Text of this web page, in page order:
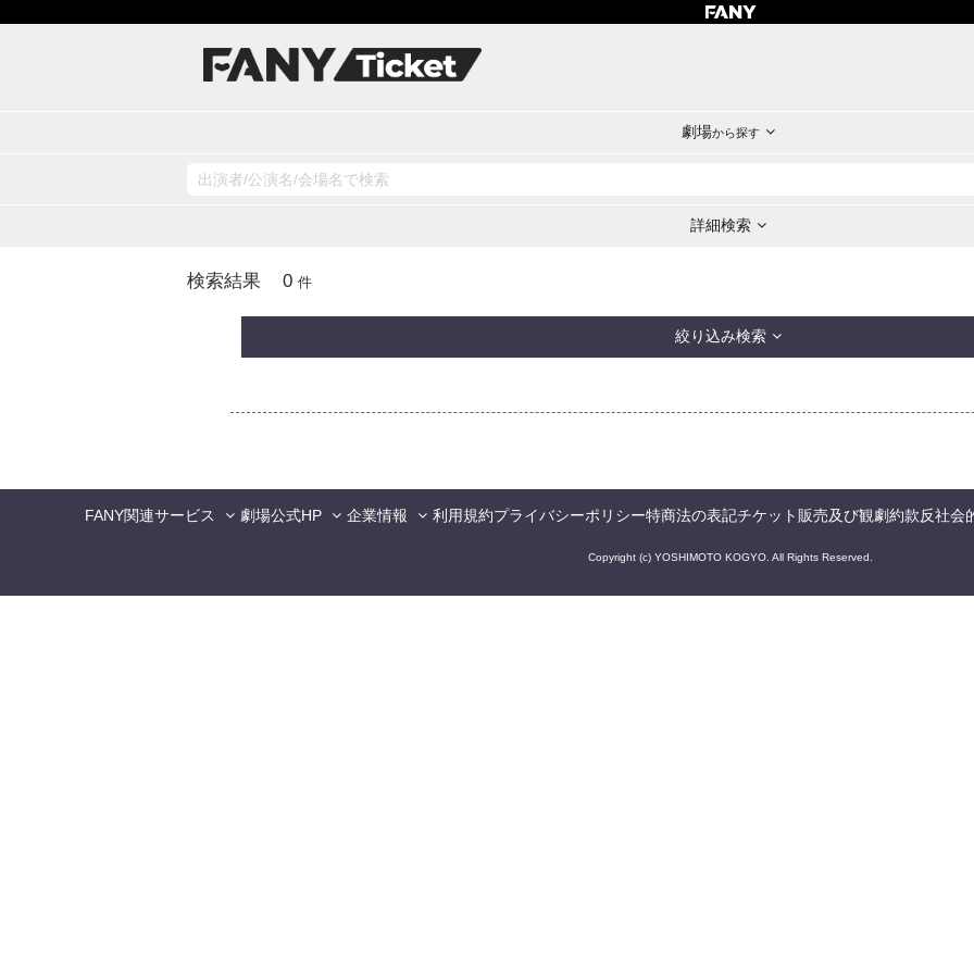
劇場から探す
詳細検索
検索結果 0 件
絞り込み検索
FANY関連サービス 劇場公式HP 企業情報 利用規約プライバシーポリシー特商法の表記チケット販売及び観劇約款反社会
Copyright (c) YOSHIMOTO KOGYO. All Rights Reserved.